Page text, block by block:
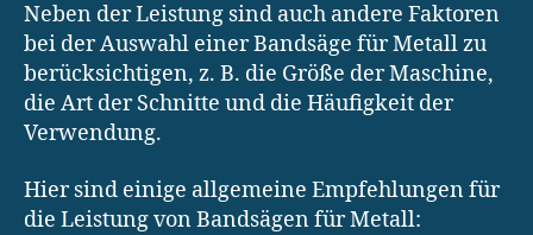
Neben der Leistung sind auch andere Faktoren
bei der Auswahl einer Bandsäge für Metall zu
berücksichtigen, z. B. die Größe der Maschine,
die Art der Schnitte und die Häufigkeit der
Verwendung.
Hier sind einige allgemeine Empfehlungen für
die Leistung von Bandsägen für Metall: